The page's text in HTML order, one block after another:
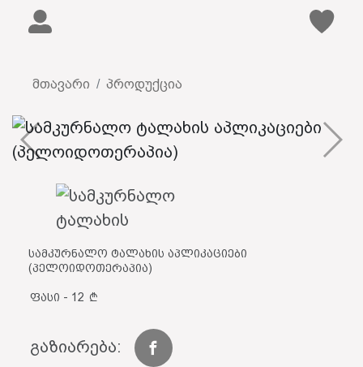
მთავარი პროდუქცია
სამკურნალო ტალახის აპლიკაციები
(პელოიდოთერაპია)
ფასი - 12
გაზიარება: